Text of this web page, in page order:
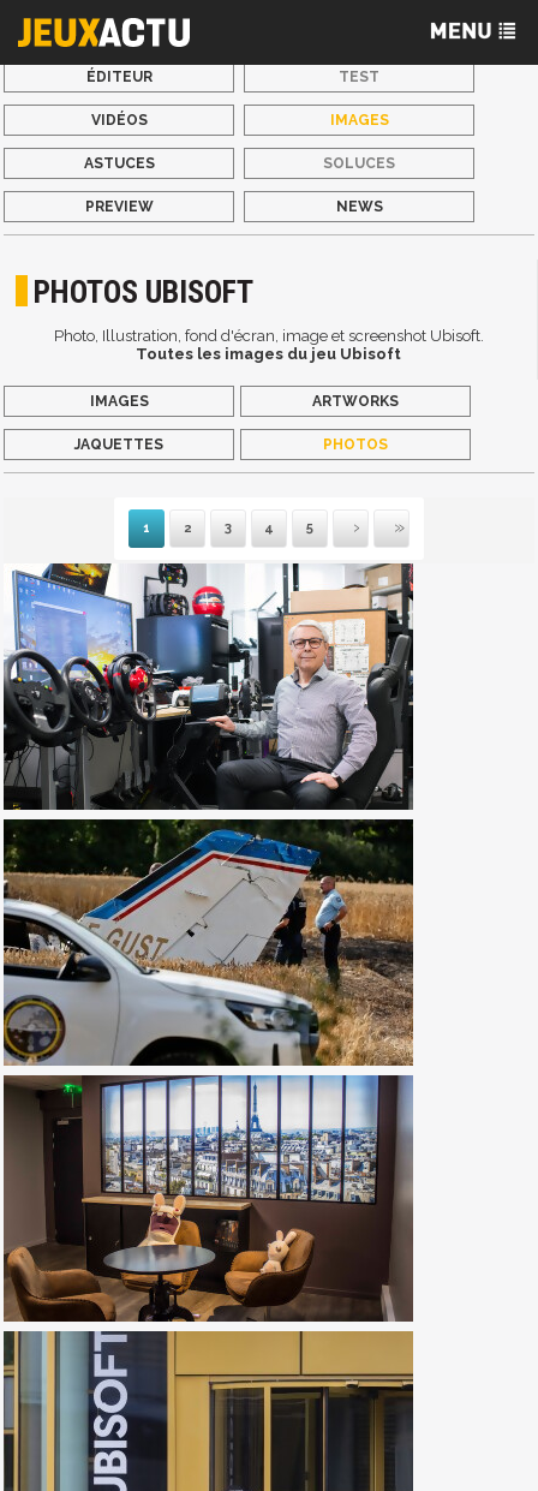
ÉDITEUR TEST
VIDÉOS IMAGES
ASTUCES SOLUCES
PREVIEW NEWS
PHOTOS UBISOFT
Photo, Illustration, fond d'écran, image et screenshot Ubisoft.
Toutes les images du jeu Ubisoft
IMAGES ARTWORKS
JAQUETTES PHOTOS
1 2 3 4 5
Suivante
Dernière